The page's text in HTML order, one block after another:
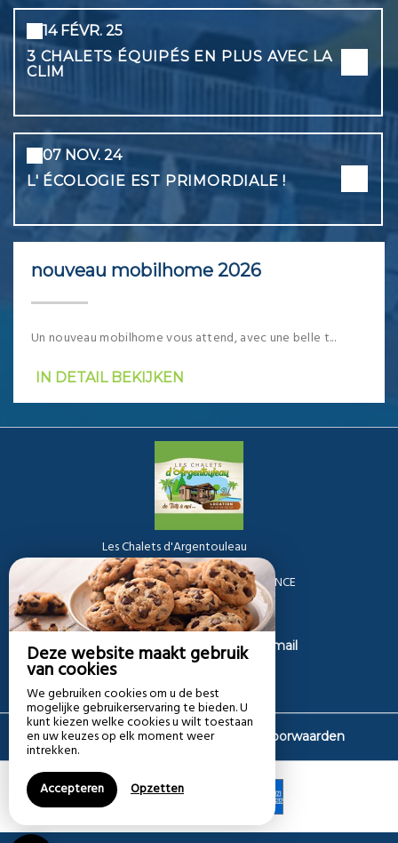
Deze website maakt gebruik
van cookies
We gebruiken cookies om u de best
mogelijke gebruikerservaring te bieden. U
kunt kiezen welke cookies u wilt toestaan
en uw keuzes op elk moment weer
intrekken.
Accepteren
Opzetten
14 FÉVR. 25
3 CHALETS ÉQUIPÉS EN PLUS AVEC LA
CLIM
07 NOV. 24
L' ÉCOLOGIE EST PRIMORDIALE !
nouveau mobilhome 2026
Un nouveau mobilhome vous attend, avec une belle t...
IN DETAIL BEKIJKEN
Les Chalets d'Argentouleau
2 Route D'Argentouleau,
24200 SARLAT LA CANEDA - FRANCE
+33 5 53 59 30 23
+33 6 08 21 01 52
Contact opnemen per e-mail
Disclaimer | Algemene verkoopvoorwaarden